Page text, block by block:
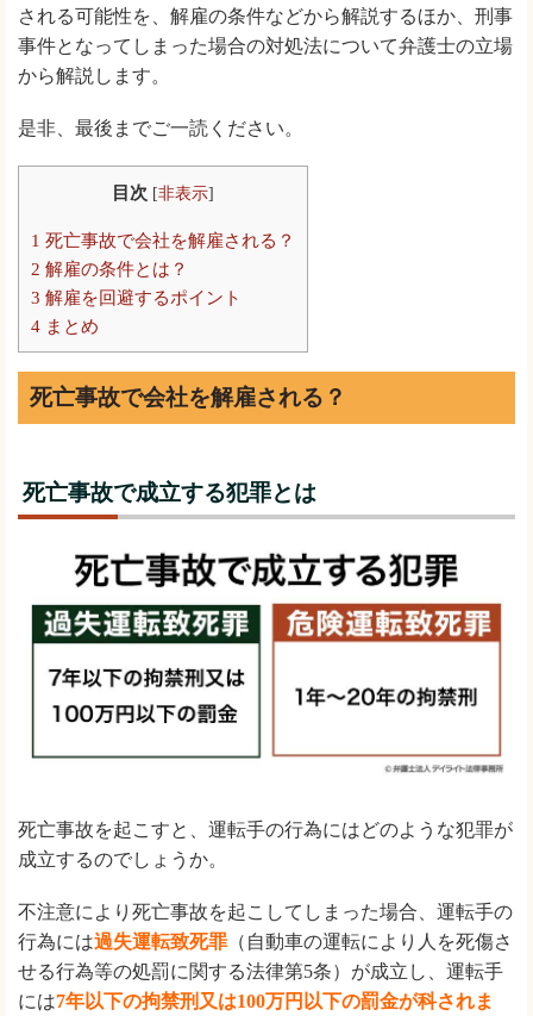
される可能性を、解雇の条件などから解説するほか、刑事
事件となってしまった場合の対処法について弁護士の立場
から解説します。
是非、最後までご一読ください。
目次 [非表示]
1 死亡事故で会社を解雇される？
2 解雇の条件とは？
3 解雇を回避するポイント
4 まとめ
死亡事故で会社を解雇される？
死亡事故で成立する犯罪とは
死亡事故を起こすと、運転手の行為にはどのような犯罪が
成立するのでしょうか。
不注意により死亡事故を起こしてしまった場合、運転手の
行為には過失運転致死罪 （自動車の運転により人を死傷さ
せる行為等の処罰に関する法律第5条）が成立し、運転手
には7年以下の拘禁刑又は100万円以下の罰金が科されま